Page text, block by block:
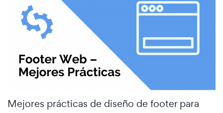
Mejores prácticas de diseño de footer para